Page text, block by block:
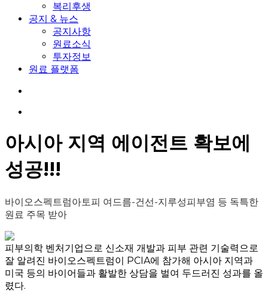
복리후생
공지 & 뉴스
공지사항
원료소식
투자정보
원료 플랫폼
아시아 지역 에이전트 확보에
성공!!!
바이오스펙트럼아토피 여드름-건선-지루성피부염 등 독특한
원료 주목 받아
피부의학 벤처기업으로 신소재 개발과 피부 관련 기술력으로
잘 알려진 바이오스펙트럼이 PCIA에 참가해 아시아 지역과
미국 등의 바이어들과 활발한 상담을 벌여 두드러진 성과를 올
렸다.